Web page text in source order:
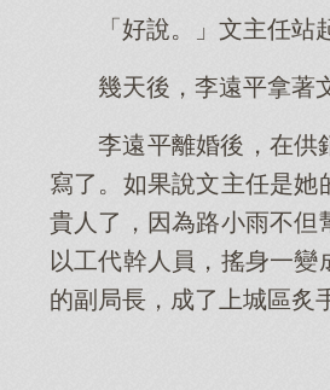
「好說。」文主任
幾天後，李遠平拿著
李遠平離婚後，在供
寫了。如果說文主任是她
貴人了，因為路小雨不但
以工代幹人員，搖身一
的副局長，成了上城區炙